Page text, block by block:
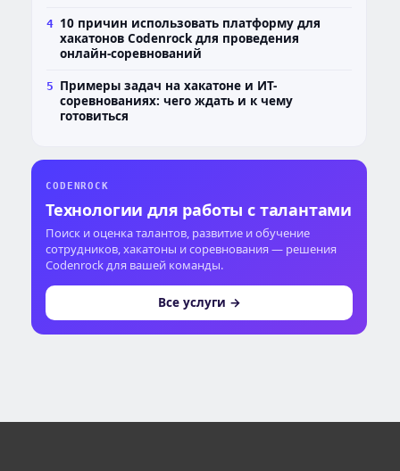
4 10 причин использовать платформу для
хакатонов Codenrock для проведения
онлайн-соревнований
5 Примеры задач на хакатоне и ИТ-
соревнованиях: чего ждать и к чему
готовиться
CODENROCK
Технологии для работы с талантами
Поиск и оценка талантов, развитие и обучение
сотрудников, хакатоны и соревнования — решения
Codenrock для вашей команды.
Все услуги →